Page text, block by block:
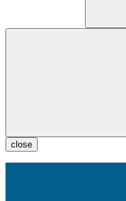
close